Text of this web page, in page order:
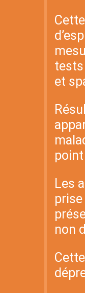
tests
et
point
Les
non